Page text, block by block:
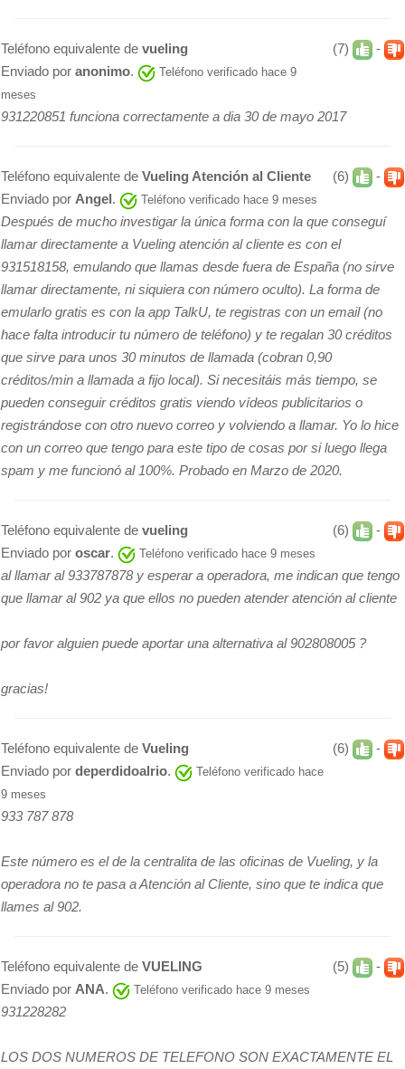
(7) -
Teléfono equivalente de vueling
Enviado por anonimo.
Teléfono verificado hace 9
meses
931220851 funciona correctamente a dia 30 de mayo 2017
(6) -
Teléfono equivalente de Vueling Atención al Cliente
Enviado por Angel . Teléfono verificado hace 9 meses
Después de mucho investigar la única forma con la que conseguí
llamar directamente a Vueling atención al cliente es con el
931518158, emulando que llamas desde fuera de España (no sirve
llamar directamente, ni siquiera con número oculto). La forma de
emularlo gratis es con la app TalkU, te registras con un email (no
hace falta introducir tu número de teléfono) y te regalan 30 créditos
que sirve para unos 30 minutos de llamada (cobran 0,90
créditos/min a llamada a fijo local). Si necesitáis más tiempo, se
pueden conseguir créditos gratis viendo vídeos publicitarios o
registrándose con otro nuevo correo y volviendo a llamar. Yo lo hice
con un correo que tengo para este tipo de cosas por si luego llega
spam y me funcionó al 100%. Probado en Marzo de 2020.
(6) -
Teléfono equivalente de vueling
Enviado por oscar. Teléfono verificado hace 9 meses
al llamar al 933787878 y esperar a operadora, me indican que tengo
que llamar al 902 ya que ellos no pueden atender atención al cliente
por favor alguien puede aportar una alternativa al 902808005 ?
gracias!
(6) -
Teléfono equivalente de Vueling
Enviado por deperdidoalrio.
Teléfono verificado hace
9 meses
933 787 878
Este número es el de la centralita de las oficinas de Vueling, y la
operadora no te pasa a Atención al Cliente, sino que te indica que
llames al 902.
(5) -
Teléfono equivalente de VUELING
Enviado por ANA. Teléfono verificado hace 9 meses
931228282
LOS DOS NUMEROS DE TELEFONO SON EXACTAMENTE EL